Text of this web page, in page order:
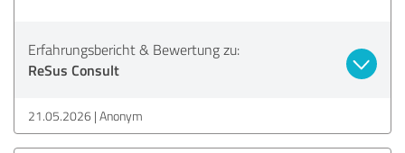
Erfahrungsbericht & Bewertung zu:
ReSus Consult
21.05.2026 Anonym